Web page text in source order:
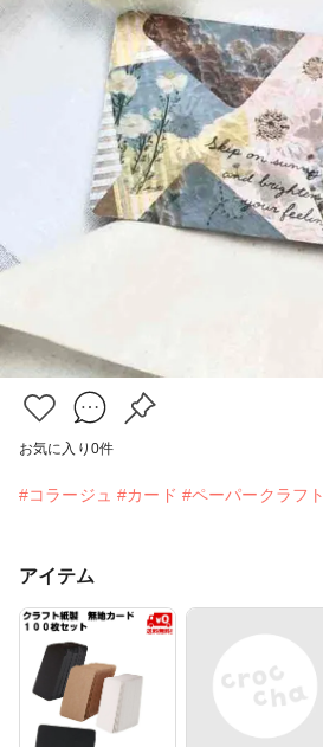
お気に入り 0件
#コラージュ #カード #ペーパークラフト
アイテム